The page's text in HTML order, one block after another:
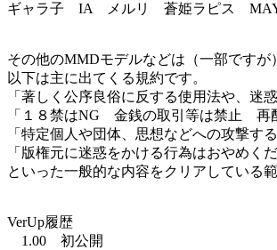
ギャラ子 IA メルリ 蒼姫ラピス
その他のMMDモデルなどは（一部ですが）
以下は主に出てくる規約です。
「著しく公序良俗に反する使用法や、迷
「１８禁はNG 金銭の取引等は禁止 再
「特定個人や団体、思想などへの攻撃す
「版権元に迷惑をかける行為はおやめくだ
といった一般的な内容をクリアしている
VerUp履歴
1.00 初公開